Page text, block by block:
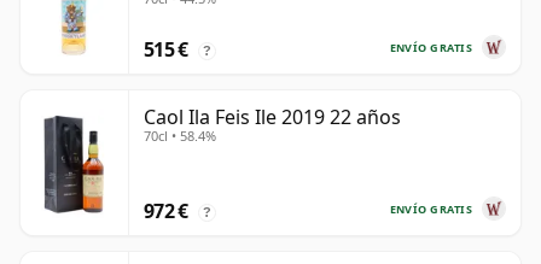
ENVÍO GRATIS
515 € ?
Caol Ila Feis Ile 2019 22 años
70cl • 58.4%
ENVÍO GRATIS
972 € ?